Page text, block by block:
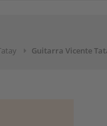
Guitarra Vicente